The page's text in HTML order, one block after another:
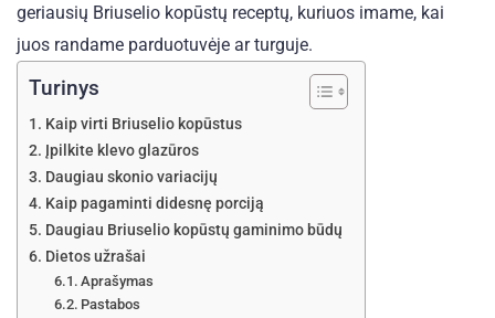
geriausių Briuselio kopūstų receptų, kuriuos imame, kai
juos randame parduotuvėje ar turguje.
Turinys
Kaip virti Briuselio kopūstus
Įpilkite klevo glazūros
Daugiau skonio variacijų
Kaip pagaminti didesnę porciją
Daugiau Briuselio kopūstų gaminimo būdų
Dietos užrašai
Aprašymas
Pastabos